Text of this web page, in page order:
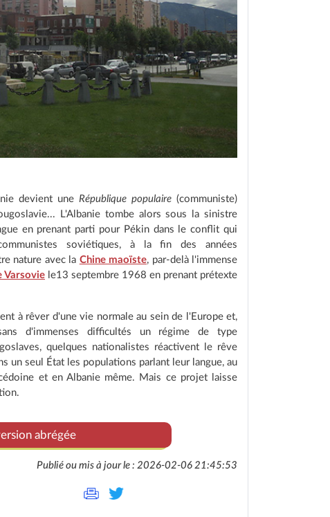
devient une République populaire (communiste)
L'Albanie tombe alors sous la sinistre
en prenant parti pour Pékin dans le conflit qui
soviétiques, à la fin des années
nature avec la Chine maoïste, par-delà l'immense
Varsovie le13 septembre 1968 en prenant prétexte
à rêver d'une vie normale au sein de l'Europe et,
d'immenses difficultés un régime de type
quelques nationalistes réactivent le rêve
un seul État les populations parlant leur langue, au
et en Albanie même. Mais ce projet laisse
abrégée
Publié ou mis à jour le : 2026-02-06 21:45:53